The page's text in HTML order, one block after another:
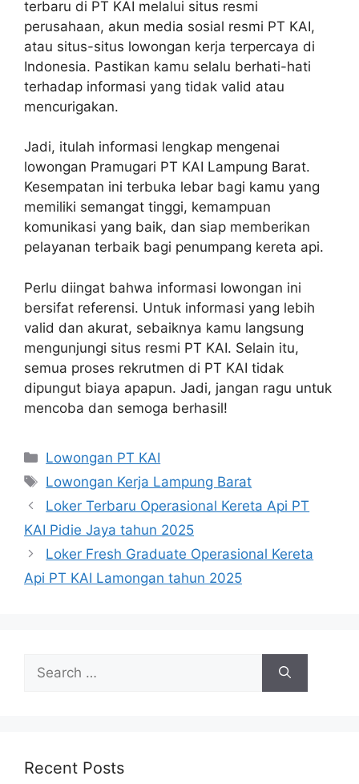
terbaru di PT KAI melalui situs resmi
perusahaan, akun media sosial resmi PT KAI,
atau situs-situs lowongan kerja terpercaya di
Indonesia. Pastikan kamu selalu berhati-hati
terhadap informasi yang tidak valid atau
mencurigakan.
Jadi, itulah informasi lengkap mengenai
lowongan Pramugari PT KAI Lampung Barat.
Kesempatan ini terbuka lebar bagi kamu yang
memiliki semangat tinggi, kemampuan
komunikasi yang baik, dan siap memberikan
pelayanan terbaik bagi penumpang kereta api.
Perlu diingat bahwa informasi lowongan ini
bersifat referensi. Untuk informasi yang lebih
valid dan akurat, sebaiknya kamu langsung
mengunjungi situs resmi PT KAI. Selain itu,
semua proses rekrutmen di PT KAI tidak
dipungut biaya apapun. Jadi, jangan ragu untuk
mencoba dan semoga berhasil!
Categories
Lowongan PT KAI
Tags
Lowongan Kerja Lampung Barat
Loker Terbaru Operasional Kereta Api PT
KAI Pidie Jaya tahun 2025
Loker Fresh Graduate Operasional Kereta
Api PT KAI Lamongan tahun 2025
for:
Recent Posts